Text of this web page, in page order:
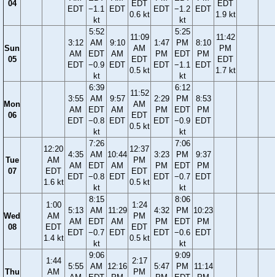
04
EDT −1.1
kt
EDT
EDT
0.6 kt
EDT −1.2
kt
EDT
EDT
1.9 kt
Sun
05
3:12
AM
EDT
5:52
AM
EDT
−0.9
kt
9:10
AM
EDT
11:09
AM
EDT
0.5 kt
1:47
PM
EDT
5:25
PM
EDT
−1.1
kt
8:10
PM
EDT
11:42
PM
EDT
1.7 kt
Mon
06
3:55
AM
EDT
6:39
AM
EDT
−0.8
kt
9:57
AM
EDT
11:52
AM
EDT
0.5 kt
2:29
PM
EDT
6:12
PM
EDT
−0.9
kt
8:53
PM
EDT
Tue
07
12:20
AM
EDT
1.6 kt
4:35
AM
EDT
7:26
AM
EDT
−0.8
kt
10:44
AM
EDT
12:37
PM
EDT
0.5 kt
3:23
PM
EDT
7:06
PM
EDT
−0.7
kt
9:37
PM
EDT
Wed
08
1:00
AM
EDT
1.4 kt
5:13
AM
EDT
8:15
AM
EDT
−0.7
kt
11:29
AM
EDT
1:24
PM
EDT
0.5 kt
4:32
PM
EDT
8:06
PM
EDT
−0.6
kt
10:23
PM
EDT
Thu
1:44
AM
5:55
9:06
AM
12:16
2:17
PM
5:47
9:09
PM
11:14